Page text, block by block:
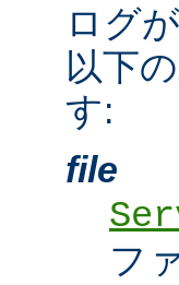
ログ
以下
す:
file
フ